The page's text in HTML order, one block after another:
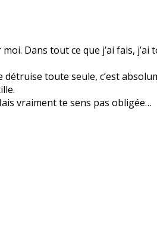
Dans tout ce que j’ai fais,
toute seule, c’est
vraiment te sens pas obligée…